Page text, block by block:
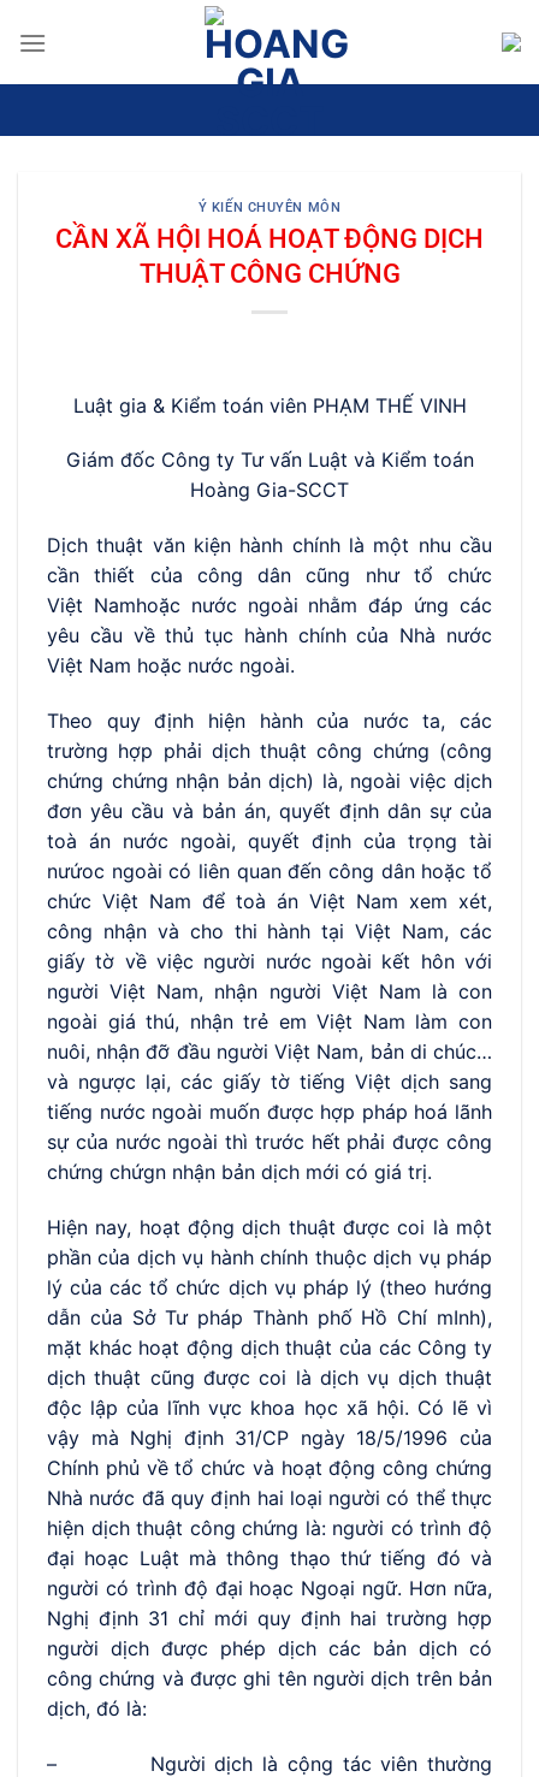
qua
Ý KIẾN CHUYÊN MÔN
CẦN XÃ HỘI HOÁ HOẠT ĐỘNG DỊCH
THUẬT CÔNG CHỨNG
Luật gia & Kiểm toán viên PHẠM THẾ VINH
Giám đốc Công ty Tư vấn Luật và Kiểm toán
Hoàng Gia-SCCT
Dịch thuật văn kiện hành chính là một nhu cầu
cần thiết của công dân cũng như tổ chức
Việt Namhoặc nước ngoài nhằm đáp ứng các
yêu cầu về thủ tục hành chính của Nhà nước
Việt Nam hoặc nước ngoài.
Theo quy định hiện hành của nước ta, các
trường hợp phải dịch thuật công chứng (công
chứng chứng nhận bản dịch) là, ngoài việc dịch
đơn yêu cầu và bản án, quyết định dân sự của
toà án nước ngoài, quyết định của trọng tài
nưứoc ngoài có liên quan đến công dân hoặc tổ
chức Việt Nam để toà án Việt Nam xem xét,
công nhận và cho thi hành tại Việt Nam, các
giấy tờ về việc người nước ngoài kết hôn với
người Việt Nam, nhận người Việt Nam là con
ngoài giá thú, nhận trẻ em Việt Nam làm con
nuôi, nhận đỡ đầu người Việt Nam, bản di chúc…
và ngược lại, các giấy tờ tiếng Việt dịch sang
tiếng nước ngoài muốn được hợp pháp hoá lãnh
sự của nước ngoài thì trước hết phải được công
chứng chứgn nhận bản dịch mới có giá trị.
Hiện nay, hoạt động dịch thuật được coi là một
phần của dịch vụ hành chính thuộc dịch vụ pháp
lý của các tổ chức dịch vụ pháp lý (theo hướng
dẫn của Sở Tư pháp Thành phố Hồ Chí mInh),
mặt khác hoạt động dịch thuật của các Công ty
dịch thuật cũng được coi là dịch vụ dịch thuật
độc lập của lĩnh vực khoa học xã hội. Có lẽ vì
vậy mà Nghị định 31/CP ngày 18/5/1996 của
Chính phủ về tổ chức và hoạt động công chứng
Nhà nước đã quy định hai loại người có thể thực
hiện dịch thuật công chứng là: người có trình độ
đại hoạc Luật mà thông thạo thứ tiếng đó và
người có trình độ đại hoạc Ngoại ngữ. Hơn nữa,
Nghị định 31 chỉ mới quy định hai trường hợp
người dịch được phép dịch các bản dịch có
công chứng và được ghi tên người dịch trên bản
dịch, đó là:
– Người dịch là cộng tác viên thường